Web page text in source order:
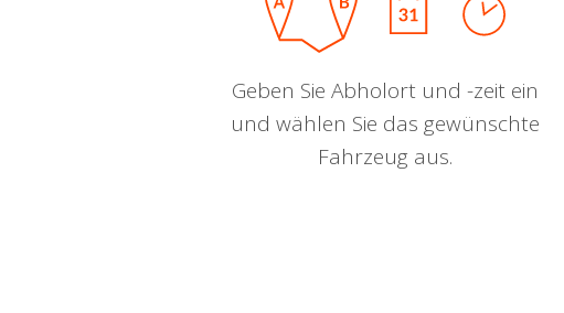
Geben Sie Abholort und -zeit ein
und wählen Sie das gewünschte
Fahrzeug aus.